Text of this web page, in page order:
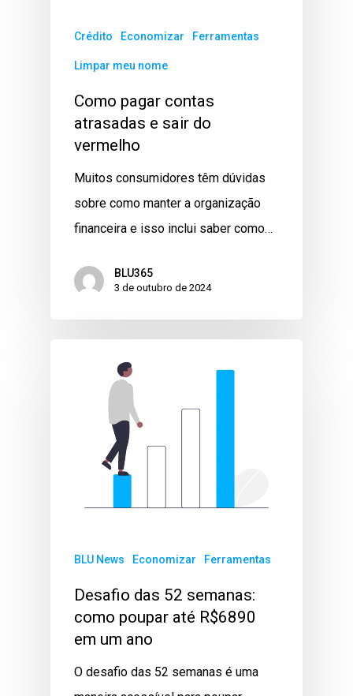
Crédito Economizar Ferramentas
Limpar meu nome
Como pagar contas
atrasadas e sair do
vermelho
Muitos consumidores têm dúvidas
sobre como manter a organização
financeira e isso inclui saber como…
BLU365
3 de outubro de 2024
BLU News Economizar Ferramentas
Desafio das 52 semanas:
como poupar até R$6890
em um ano
O desafio das 52 semanas é uma